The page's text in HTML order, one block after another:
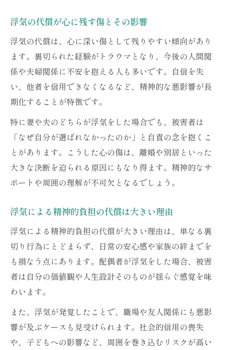
浮気の代償が心に残す傷とその影響
浮気の代償は、心に深い傷として残りやすい傾向があり
ます。裏切られた経験がトラウマとなり、今後の人間関
係や夫婦関係に不安を抱える人も多いです。自信を失
い、他者を信用できなくなるなど、精神的な悪影響が長
期化することが特徴です。
特に妻や夫のどちらが浮気をした場合でも、被害者は
「なぜ自分が選ばれなかったのか」と自責の念を抱くこ
とがあります。こうした心の傷は、離婚や別居といった
大きな決断を迫られる原因にもなり得ます。精神的なサ
ポートや周囲の理解が不可欠となるでしょう。
浮気による精神的負担の代償は大きい理由
浮気による精神的負担の代償が大きい理由は、単なる裏
切り行為にとどまらず、日常の安心感や家族の絆までを
も損なう点にあります。配偶者が浮気をした場合、被害
者は自分の価値観や人生設計そのものが揺らぐ感覚を味
わいます。
また、浮気が発覚したことで、職場や友人関係にも悪影
響が及ぶケースも見受けられます。社会的信用の喪失
や、子どもへの影響など、周囲を巻き込むリスクが高い